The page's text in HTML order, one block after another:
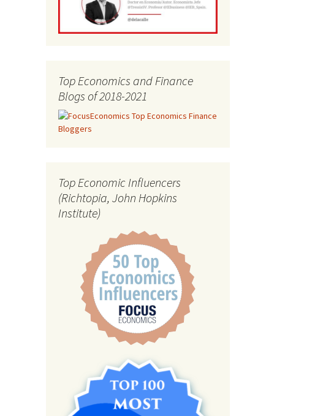
Top Economics and Finance
Blogs of 2018-2021
Top Economic Influencers
(Richtopia, John Hopkins
Institute)